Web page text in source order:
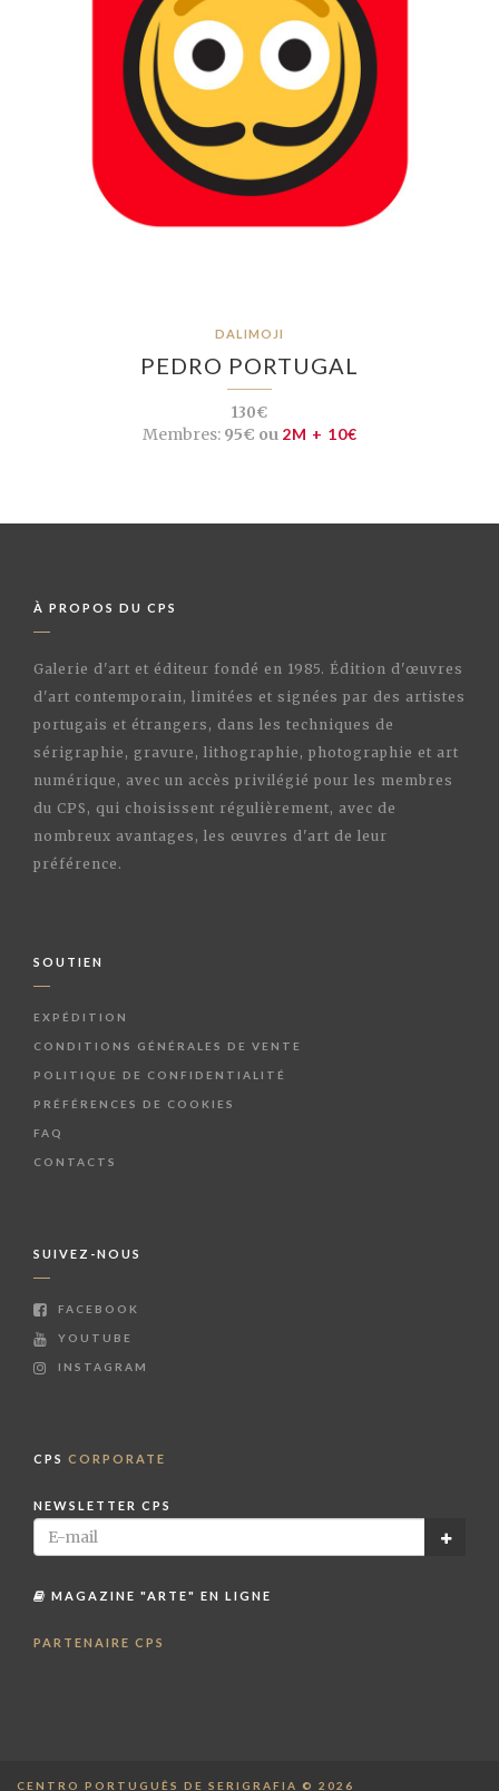
DALIMOJI
PEDRO PORTUGAL
130€
Membres:95€ ou 2M + 10€
À PROPOS DU CPS
Galerie d'art et éditeur fondé en 1985. Édition d'œuvres
d'art contemporain, limitées et signées par des artistes
portugais et étrangers, dans les techniques de
sérigraphie, gravure, lithographie, photographie et art
numérique, avec un accès privilégié pour les membres
du CPS, qui choisissent régulièrement, avec de
nombreux avantages, les œuvres d'art de leur
préférence.
SOUTIEN
EXPÉDITION
CONDITIONS GÉNÉRALES DE VENTE
POLITIQUE DE CONFIDENTIALITÉ
PRÉFÉRENCES DE COOKIES
FAQ
CONTACTS
SUIVEZ-NOUS
FACEBOOK
YOUTUBE
INSTAGRAM
CPS CORPORATE
NEWSLETTER CPS
MAGAZINE "ARTE" EN LIGNE
PARTENAIRE CPS
CENTRO PORTUGUÊS DE SERIGRAFIA © 2026